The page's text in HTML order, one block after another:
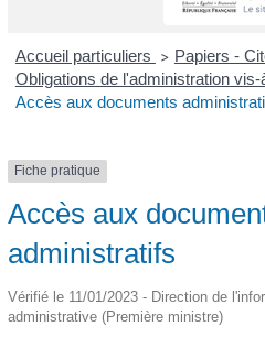
Accueil particuliers > Papiers -
Obligations de l'administration
Accès aux documents
Fiche pratique
Accès aux
administratifs
Vérifié le 11/01/2023 - Direction de
administrative (Première ministre)